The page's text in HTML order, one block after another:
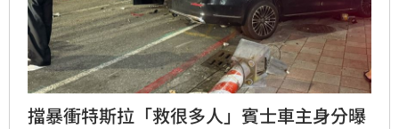
擋暴衝特斯拉「救很多人」賓士車主身分曝